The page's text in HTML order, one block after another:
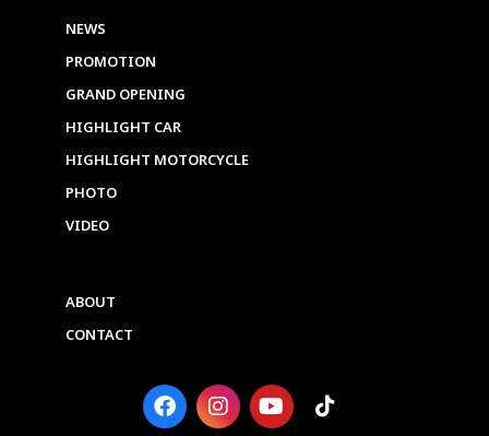
NEWS
PROMOTION
GRAND OPENING
HIGHLIGHT CAR
HIGHLIGHT MOTORCYCLE
PHOTO
VIDEO
ABOUT
CONTACT
F
a
I
n
Y
o
T
i